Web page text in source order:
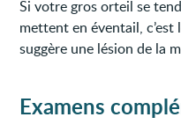
Si votre gros orteil se
mettent en éventail, c’est
suggère une lésion de la
Examens